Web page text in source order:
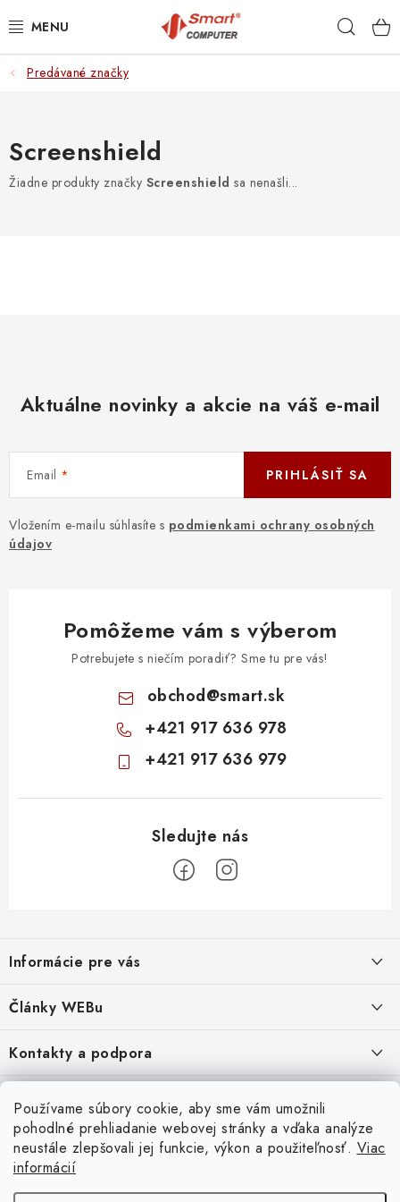
Používame súbory cookie, aby sme vám umožnili
pohodlné prehliadanie webovej stránky a vďaka analýze
neustále zlepšovali jej funkcie, výkon a použiteľnosť. Viac
informácií
na
NOTEBOOKY
DOMÁCNOSŤ
: DOBRÁ CENA
: PREDAJŇA ZV
: OBĽÚBENÉ PRODUKTY
: NOVÉ PRODUKTY
Obchodné podmienky
Ochrana osobných údajov
Odstúpenie od zmluvy
Predávané značky
Screenshield
Žiadne produkty značky Screenshield sa nenašli...
Aktuálne novinky a akcie na váš e-mail
Email
Vložením e-mailu súhlasíte s podmienkami ochrany osobných
údajov
PRIHLÁSIŤ SA
Pomôžeme vám s výberom
Potrebujete s niečím poradiť? Sme tu pre vás!
obchod@smart.sk
+421 917 636 978
+421 917 636 979
p
ä
e
Informácie pre vás
Obchodné podmienky
Moja objednávka
Odstúpenie od zmluvy
Formuláre na stiahnutie
Napíšte nám
Články WEBu
Dôležité oznamy
16.6.2026
Nákup na splátky
23.10.2022
Ako nakupovať
Kontakty a podpora
2.8.2022
Doprava a Platba
4.3.2022
Servisné služby
Servis a služby pre Vás
5.3.2022
Inštalácia a servis NB
Doprava - UPS Doprava - Packeta Splátky - Home Credit